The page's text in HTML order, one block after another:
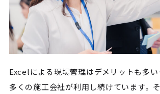
Excelによる現場管理はデメリットも多
多くの施工会社が利用し続けています。